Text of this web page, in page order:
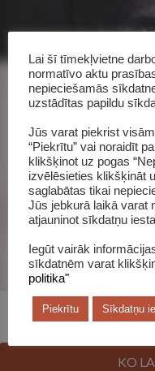
Šī
KO
Lai šī tīmekļvietne
normatīvo aktu
nepieciešamās
uzstādītas papildu
Jūs varat piekrist
“Piekrītu” vai noraidīt
klikšķinot uz pogas
izvēlēsieties klikšķināt
saglabātas tikai
Jūs jebkurā laikā varat
atjauninot sīkdatņu
Iegūt vairāk
sīkdatnēm varat
politika"
Piekrītu Sīkdatņu